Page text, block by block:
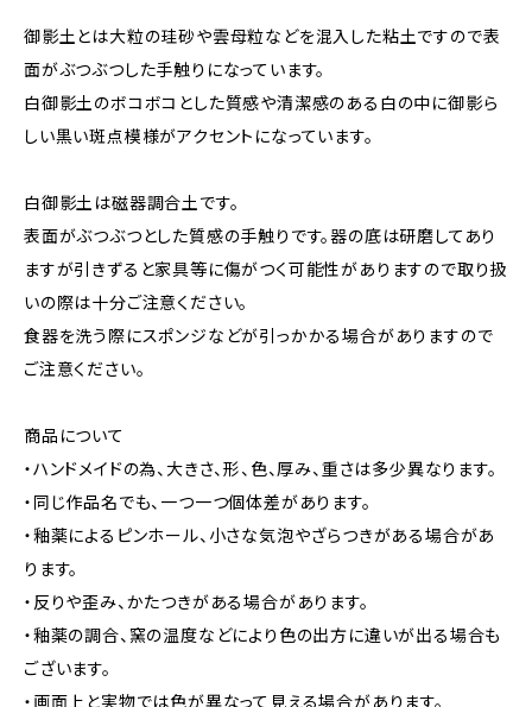
御影土とは大粒の珪砂や雲母粒などを混入した粘土ですので表
面がぶつぶつした手触りになっています。
白御影土のボコボコとした質感や清潔感のある白の中に御影ら
しい黒い斑点模様がアクセントになっています。
白御影土は磁器調合土です。
表面がぶつぶつとした質感の手触りです。器の底は研磨してあり
ますが引きずると家具等に傷がつく可能性がありますので取り扱
いの際は十分ご注意ください。
食器を洗う際にスポンジなどが引っかかる場合がありますので
ご注意ください。
商品について
・ハンドメイドの為、大きさ、形、色、厚み、重さは多少異なります。
・同じ作品名でも、一つ一つ個体差があります。
・釉薬によるピンホール、小さな気泡やざらつきがある場合があ
ります。
・反りや歪み、かたつきがある場合があります。
・釉薬の調合、窯の温度などにより色の出方に違いが出る場合も
ございます。
・画面上と実物では色が異なって見える場合があります。